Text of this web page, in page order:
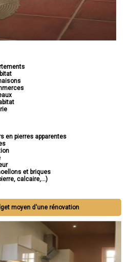
en pierres apparentes
et briques
calcaire,...)
moyen d'une rénovation